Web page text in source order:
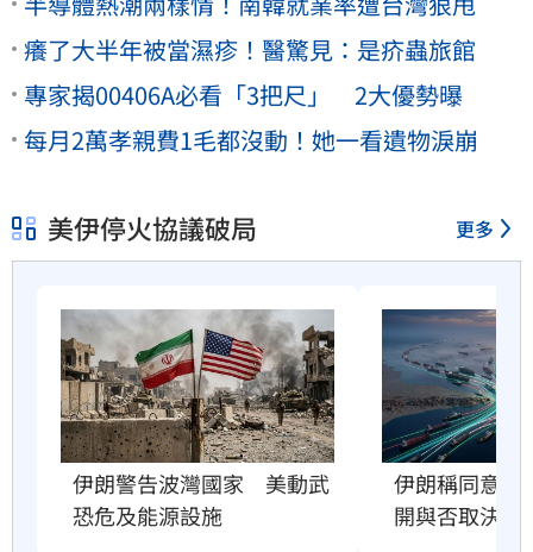
癢了大半年被當濕疹！醫驚見：是疥蟲旅館
專家揭00406A必看「3把尺」 2大優勢曝
每月2萬孝親費1毛都沒動！她一看遺物淚崩
美伊停火協議破局 更多
伊朗警告波灣國家　美動武
恐危及能源設施
伊朗稱同意荷
開與否取決美